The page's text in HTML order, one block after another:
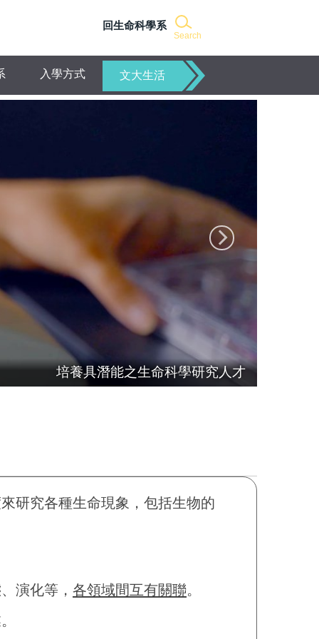
Search
回生命科學系
入學方式 文大生活
培養具潛能之生命科學研究人才
研究各種生命現象，包括生物的
演化等， 各領域間互有關聯。